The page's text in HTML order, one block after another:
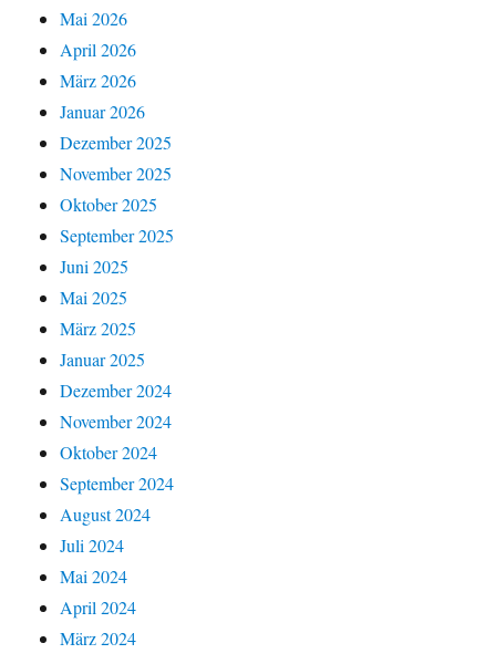
Mai 2026
April 2026
März 2026
Januar 2026
Dezember 2025
November 2025
Oktober 2025
September 2025
Juni 2025
Mai 2025
März 2025
Januar 2025
Dezember 2024
November 2024
Oktober 2024
September 2024
August 2024
Juli 2024
Mai 2024
April 2024
März 2024